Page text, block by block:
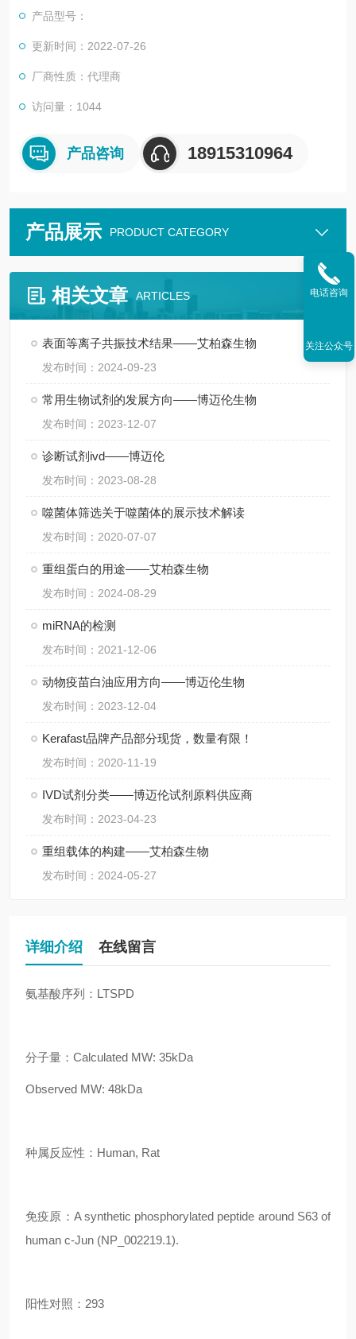
产品型号：
更新时间：2022-07-26
厂商性质：代理商
访问量：1044
产品咨询 18915310964
产品展示 PRODUCT CATEGORY
相关文章 ARTICLES
表面等离子共振技术结果——艾柏森生物
发布时间：2024-09-23
常用生物试剂的发展方向——博迈伦生物
发布时间：2023-12-07
诊断试剂ivd——博迈伦
发布时间：2023-08-28
噬菌体筛选关于噬菌体的展示技术解读
发布时间：2020-07-07
重组蛋白的用途——艾柏森生物
发布时间：2024-08-29
miRNA的检测
发布时间：2021-12-06
动物疫苗白油应用方向——博迈伦生物
发布时间：2023-12-04
Kerafast品牌产品部分现货，数量有限！
发布时间：2020-11-19
IVD试剂分类——博迈伦试剂原料供应商
发布时间：2023-04-23
重组载体的构建——艾柏森生物
发布时间：2024-05-27
详细介绍 在线留言
氨基酸序列：LTSPD
分子量：Calculated MW: 35kDa
Observed MW: 48kDa
种属反应性：Human, Rat
免疫原：A synthetic phosphorylated peptide around S63 of
human c-Jun (NP_002219.1).
阳性对照：293
电话咨询
关注公众号